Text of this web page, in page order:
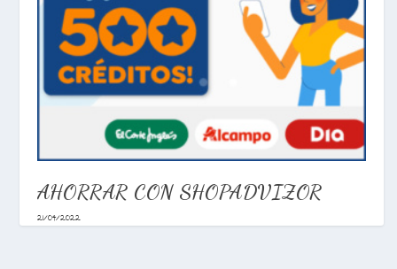
AHORRAR CON SHOPADVIZOR
21/04/2022